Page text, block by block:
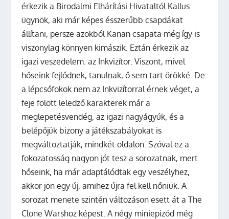
érkezik a Birodalmi Elhárítási Hivataltól Kallus
ügynök, aki már képes ésszerűbb csapdákat
állítani, persze azokból Kanan csapata még így is
viszonylag könnyen kimászik. Eztán érkezik az
igazi veszedelem. az Inkvizítor. Viszont, mivel
hőseink fejlődnek, tanulnak, ő sem tart örökké. De
a lépcsőfokok nem az Inkvizítorral érnek véget, a
feje fölött leledző karakterek már a
meglepetésvendég, az igazi nagyágyúk, és a
belépőjük bizony a játékszabályokat is
megváltoztatják, mindkét oldalon. Szóval ez a
fokozatosság nagyon jót tesz a sorozatnak, mert
hőseink, ha már adaptálódtak egy veszélyhez,
akkor jön egy új, amihez újra fel kell nőniük. A
sorozat menete szintén változáson esett át a The
Clone Warshoz képest. A négy miniepizód még